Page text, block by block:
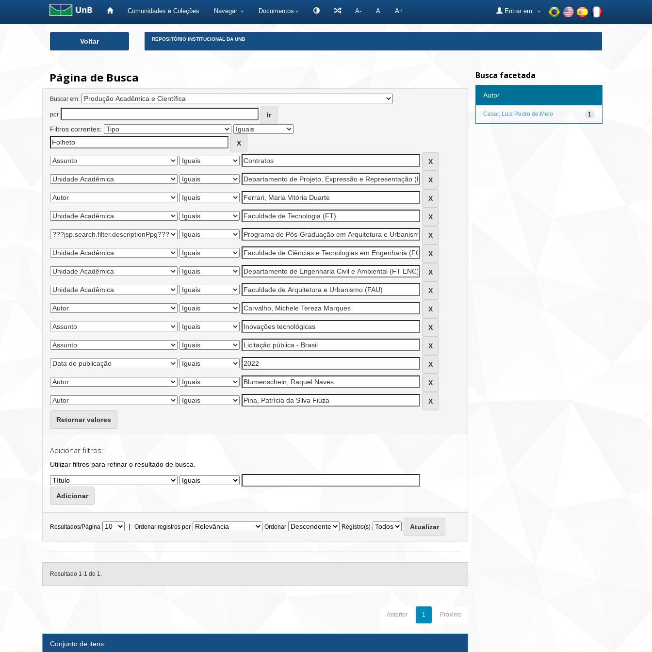
Comunidades e Coleções Navegar Documentos A- A A+ Entrar em:
Voltar REPOSITÓRIO INSTITUCIONAL DA UNB
Página de Busca
Buscar em:
por
Filtros correntes:
Retornar valores
Adicionar filtros:
Utilizar filtros para refinar o resultado de busca.
Resultados/Página | Ordenar registros por Ordenar Registro(s)
Resultado 1-1 de 1.
Anterior 1 Próximo
Conjunto de itens:
Busca facetada
Autor
1
Cesar, Luiz Pedro de Melo